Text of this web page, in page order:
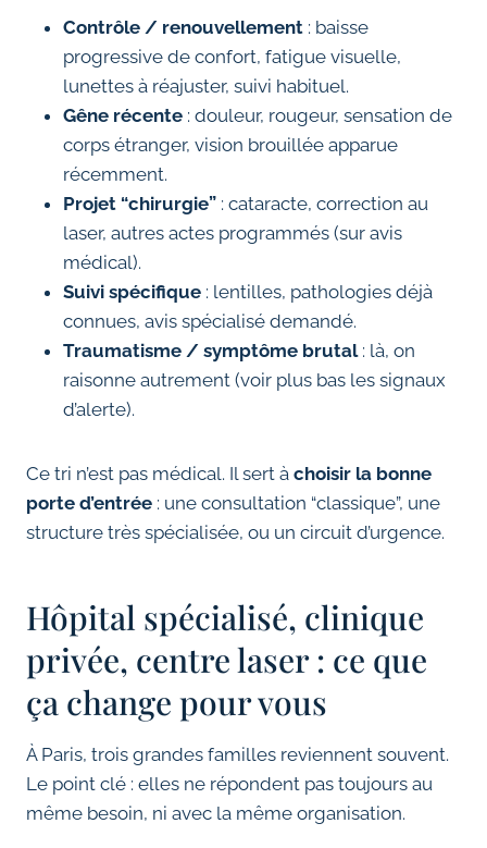
Contrôle / renouvellement : baisse
progressive de confort, fatigue visuelle,
lunettes à réajuster, suivi habituel.
Gêne récente : douleur, rougeur, sensation de
corps étranger, vision brouillée apparue
récemment.
Projet “chirurgie” : cataracte, correction au
laser, autres actes programmés (sur avis
médical).
Suivi spécifique : lentilles, pathologies déjà
connues, avis spécialisé demandé.
Traumatisme / symptôme brutal: là, on
raisonne autrement (voir plus bas les signaux
d’alerte).
Ce tri n’est pas médical. Il sert à choisir la bonne
porte d’entrée : une consultation “classique”, une
structure très spécialisée, ou un circuit d’urgence.
Hôpital spécialisé, clinique
privée, centre laser : ce que
ça change pour vous
À Paris, trois grandes familles reviennent souvent.
Le point clé : elles ne répondent pas toujours au
même besoin, ni avec la même organisation.